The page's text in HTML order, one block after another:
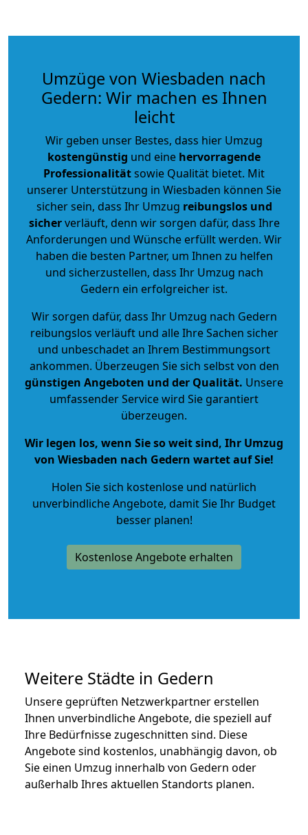
Umzüge von Wiesbaden nach
Gedern: Wir machen es Ihnen
leicht
Wir geben unser Bestes, dass hier Umzug
kostengünstig und eine hervorragende
Professionalitätsowie Qualität bietet. Mit
unserer Unterstützung in Wiesbaden können Sie
sicher sein, dass Ihr Umzug reibungslos und
sicherverläuft, denn wir sorgen dafür, dass Ihre
Anforderungen und Wünsche erfüllt werden. Wir
haben die besten Partner, um Ihnen zu helfen
und sicherzustellen, dass Ihr Umzug nach
Gedern ein erfolgreicher ist.
Wir sorgen dafür, dass Ihr Umzug nach Gedern
reibungslos verläuft und alle Ihre Sachen sicher
und unbeschadet an Ihrem Bestimmungsort
ankommen. Überzeugen Sie sich selbst von den
günstigen Angeboten und der Qualität. Unsere
umfassender Service wird Sie garantiert
überzeugen.
Wir legen los, wenn Sie so weit sind, Ihr Umzug
von Wiesbaden nach Gedern wartet auf Sie!
Holen Sie sich kostenlose und natürlich
unverbindliche Angebote, damit Sie Ihr Budget
besser planen!
Kostenlose Angebote erhalten
Weitere Städte in Gedern
Unsere geprüften Netzwerkpartner erstellen
Ihnen unverbindliche Angebote, die speziell auf
Ihre Bedürfnisse zugeschnitten sind. Diese
Angebote sind kostenlos, unabhängig davon, ob
Sie einen Umzug innerhalb von Gedern oder
außerhalb Ihres aktuellen Standorts planen.